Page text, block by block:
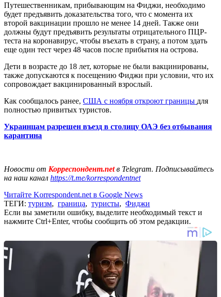
Путешественникам, прибывающим на Фиджи, необходимо
будет предъявить доказательства того, что с момента их
второй вакцинации прошло не менее 14 дней. Также они
должны будут предъявить результаты отрицательного ПЦР-
теста на коронавирус, чтобы въехать в страну, а потом здать
еще один тест через 48 часов после прибытия на острова.
Дети в возрасте до 18 лет, которые не были вакцинированы,
также допускаются к посещению Фиджи при условии, что их
сопровождает вакцинированный взрослый.
Как сообщалось ранее, США с ноября откроют границы для
полностью привитых туристов.
Украинцам разрешен въезд в столицу ОАЭ без отбывания
карантина
Новости от Корреспондент.netв Telegram. Подписывайтесь
на наш канал https://t.me/korrespondentnet
Читайте Korrespondent.net в Google News
ТЕГИ: туризм, граница, туристы, Фиджи
Если вы заметили ошибку, выделите необходимый текст и
нажмите Ctrl+Enter, чтобы сообщить об этом редакции.